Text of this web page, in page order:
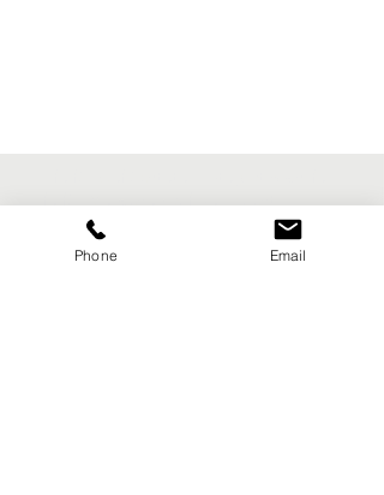
SPENDENKONTO: FSF – Freunde
Phone Email